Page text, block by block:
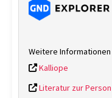
Weitere Informationen
Kalliope
Literatur zur Person